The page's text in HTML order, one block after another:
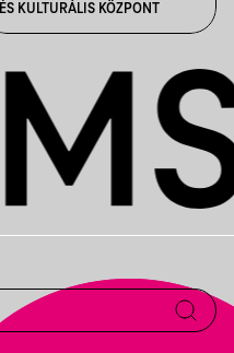
ÉS KULTURÁLIS KÖZPONT